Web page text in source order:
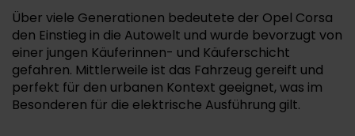
Über viele Generationen bedeutete der Opel Corsa
den Einstieg in die Autowelt und wurde bevorzugt von
einer jungen Käuferinnen- und Käuferschicht
gefahren. Mittlerweile ist das Fahrzeug gereift und
perfekt für den urbanen Kontext geeignet, was im
Besonderen für die elektrische Ausführung gilt.